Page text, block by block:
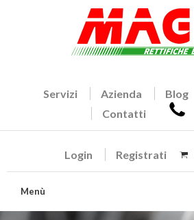
Servizi Azienda Blog
Contatti
Login Registrati
Menù